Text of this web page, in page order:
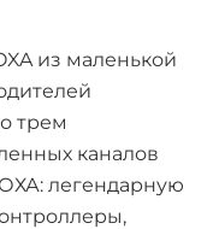
из маленькой
трем
каналов
легендарную